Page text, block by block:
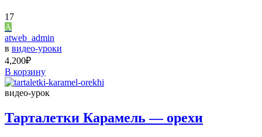
17
A
atweb_admin
в видео-уроки
4,200₽
В корзину
видео-урок
Тарталетки Карамель — орехи